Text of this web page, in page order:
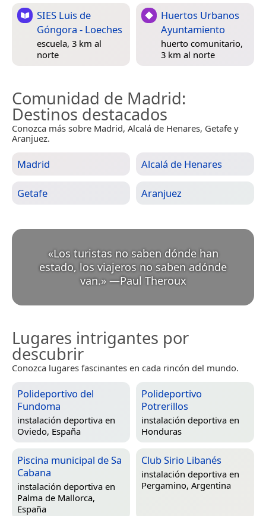
SIES Luis de
Góngora - Loeches
escuela, 3 km al
norte
Huertos Urbanos
Ayuntamiento
huerto comunitario,
3 km al norte
Comunidad de Madrid:
Destinos destacados
Conozca más sobre Madrid, Alcalá de Henares, Getafe y
Aranjuez.
Madrid Alcalá de Henares
Getafe Aranjuez
«Los turistas no saben dónde han
estado, los viajeros no saben adónde
van.» —Paul Theroux
Lugares intrigantes por
descubrir
Conozca lugares fascinantes en cada rincón del mundo.
Polideportivo del
Fundoma
instalación deportiva en
Oviedo, España
Polideportivo
Potrerillos
instalación deportiva en
Honduras
Piscina municipal de Sa
Cabana
instalación deportiva en
Palma de Mallorca,
España
Club Sirio Libanés
instalación deportiva en
Pergamino, Argentina